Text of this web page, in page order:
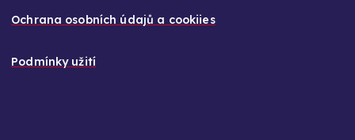
Ochrana osobních údajů a cookiies
Podmínky užití